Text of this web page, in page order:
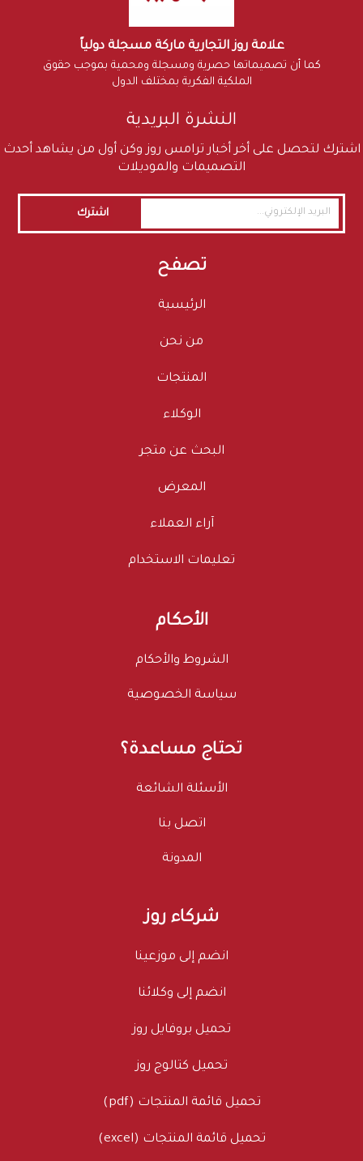
علامة روز التجارية ماركة مسجلة دولياً
كما أن تصميماتها حصرية ومسجلة ومحمية بموجب حقوق
الملكية الفكرية بمختلف الدول
النشرة البريدية
اشترك لتحصل على أخر أخبار ترامس روز وكن أول من يشاهد أحدث
التصميمات والموديلات
اشترك
تصفح
الرئيسية
من نحن
المنتجات
الوكلاء
البحث عن متجر
المعرض
آراء العملاء
تعليمات الاستخدام
الأحكام
الشروط والأحكام
سياسة الخصوصية
تحتاج مساعدة؟
الأسئلة الشائعة
اتصل بنا
المدونة
شركاء روز
انضم إلى موزعينا
انضم إلى وكلائنا
تحميل بروفايل روز
تحميل كتالوج روز
تحميل قائمة المنتجات (pdf)
تحميل قائمة المنتجات (excel)